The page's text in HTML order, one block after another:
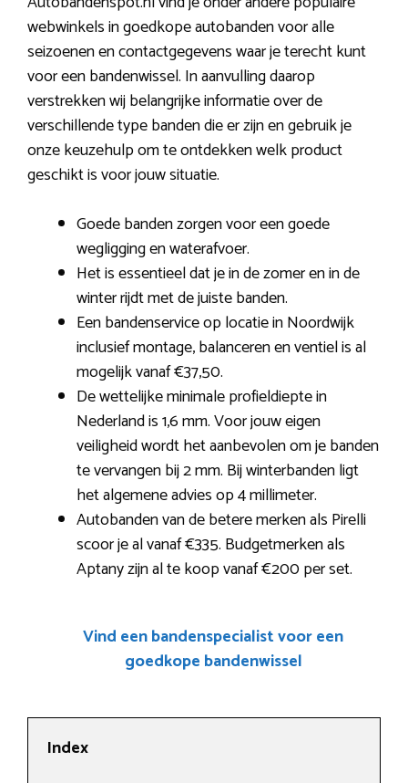
webwinkels in goedkope autobanden voor alle
seizoenen en contactgegevens waar je terecht kunt
voor een bandenwissel. In aanvulling daarop
verstrekken wij belangrijke informatie over de
verschillende type banden die er zijn en gebruik je
onze keuzehulp om te ontdekken welk product
geschikt is voor jouw situatie.
Goede banden zorgen voor een goede
wegligging en waterafvoer.
Het is essentieel dat je in de zomer en in de
winter rijdt met de juiste banden.
Een bandenservice op locatie in Noordwijk
inclusief montage, balanceren en ventiel is al
mogelijk vanaf €37,50.
De wettelijke minimale profieldiepte in
Nederland is 1,6 mm. Voor jouw eigen
veiligheid wordt het aanbevolen om je banden
te vervangen bij 2 mm. Bij winterbanden ligt
het algemene advies op 4 millimeter.
Autobanden van de betere merken als Pirelli
scoor je al vanaf €335. Budgetmerken als
Aptany zijn al te koop vanaf €200 per set.
Vind een bandenspecialist voor een
goedkope bandenwissel
Index